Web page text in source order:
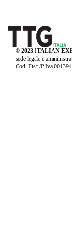
© 2023 ITALIAN
sede legale e
Cod. Fisc./P.Iva